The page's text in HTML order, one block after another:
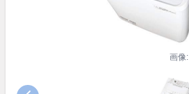
画像: